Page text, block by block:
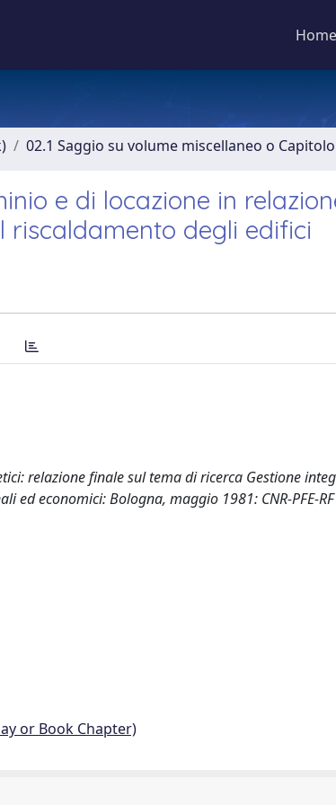
Home
02.1 Saggio su volume miscellaneo o
e di locazione in
riscaldamento degli edifici
relazione finale sul tema di ricerca Gestione
economici: Bologna, maggio 1981: CNR-PFE-
or Book Chapter)